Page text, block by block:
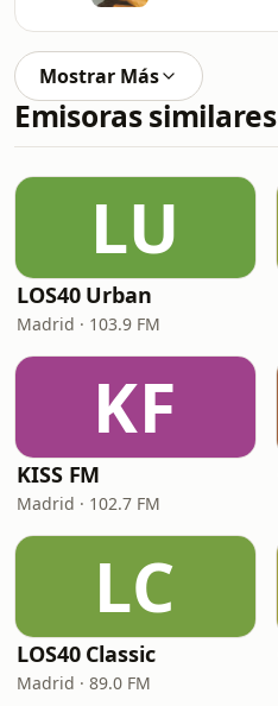
Mostrar Más
Emisoras similares
LU
LOS40 Urban
Madrid · 103.9 FM
KF
KISS FM
Madrid · 102.7 FM
LC
LOS40 Classic
Madrid · 89.0 FM